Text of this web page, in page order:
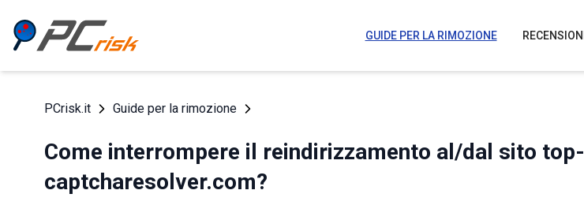
GUIDE PER LA RIMOZIONE RECENSIONI
PCrisk.it Guide per la rimozione
Come interrompere il reindirizzamento al/dal sito top-
captcharesolver.com?